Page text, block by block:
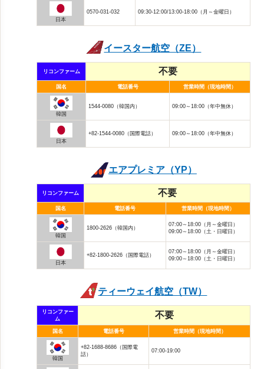
日本
0570-031-032 09:30-12:00/13:00-18:00（月～金曜日）
イースター航空（ZE）
リコンファーム 不要
国名 電話番号 営業時間（現地時間）
韓国
1544-0080（韓国内） 09:00～18:00（年中無休）
日本
+82-1544-0080（国際電話） 09:00～18:00（年中無休）
エアプレミア（YP）
リコンファーム 不要
国名 電話番号 営業時間（現地時間）
韓国
1800-2626（韓国内）
07:00～18:00（月～金曜日）
09:00～18:00（土・日曜日）
日本
+82-1800-2626（国際電話）
07:00～18:00（月～金曜日）
09:00～18:00（土・日曜日）
ティーウェイ航空（TW）
リコンファー
ム
不要
国名 電話番号 営業時間（現地時間）
韓国
+82-1688-8686（国際電
話）
07:00-19:00